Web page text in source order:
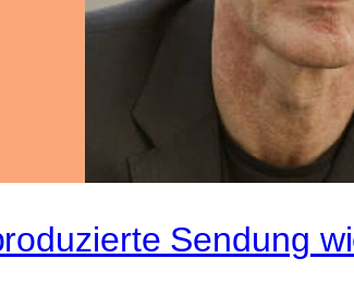
Sendung